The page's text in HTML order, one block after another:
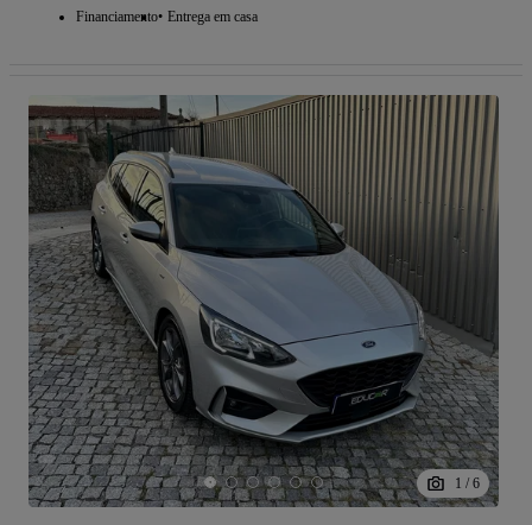
Financiamento Entrega em casa
1 / 6